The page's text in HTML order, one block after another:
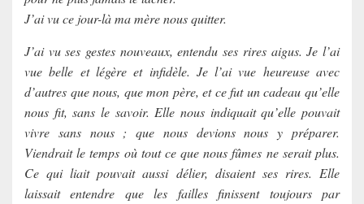
J’ai vu ce jour-là ma mère nous quitter.
J’ai vu ses gestes nouveaux, entendu ses rires aigus. Je l’ai
vue belle et légère et infidèle. Je l’ai vue heureuse avec
d’autres que nous, que mon père, et ce fut un cadeau qu’elle
nous fit, sans le savoir. Elle nous indiquait qu’elle pouvait
vivre sans nous ; que nous devions nous y préparer.
Viendrait le temps où tout ce que nous fûmes ne serait plus.
Ce qui liait pouvait aussi délier, disaient ses rires. Elle
laissait entendre que les failles finissent toujours par